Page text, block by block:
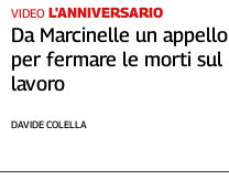
VIDEO L'ANNIVERSARIO
Da Marcinelle un appello
per fermare le morti sul
lavoro
DAVIDE COLELLA